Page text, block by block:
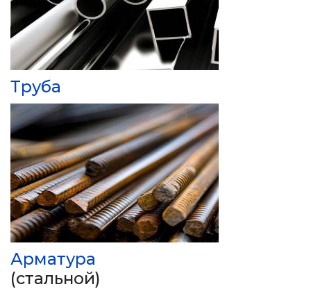
Труба
Арматура
(стальной)